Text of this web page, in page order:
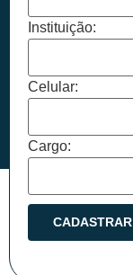
Instituição:
Celular:
Cargo: